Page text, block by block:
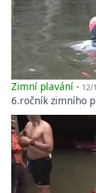
Zimní plavání - 12/
6.ročník zimního